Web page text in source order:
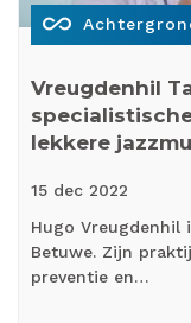
all_inclusive
Vreugdenhil
lekkere
15 dec 2022
Hugo Vreugdenhil
Betuwe. Zijn
preventie en…